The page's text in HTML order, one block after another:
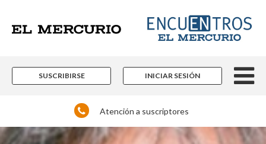
SUSCRIBIRSE INICIAR SESIÓN
Atención a suscriptores